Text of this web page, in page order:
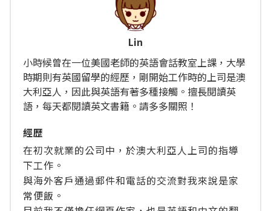
Lin
小時候曾在一位美國老師的英語會話教室上課，大學
時期則有英國留學的經歷，剛開始工作時的上司是澳
大利亞人，因此與英語有著多種接觸。擅長閱讀英
語，每天都閱讀英文書籍。請多多關照！
經歴
在初次就業的公司中，於澳大利亞人上司的指導
下工作。
與海外客戶通過郵件和電話的交流對我來說是家
常便飯。